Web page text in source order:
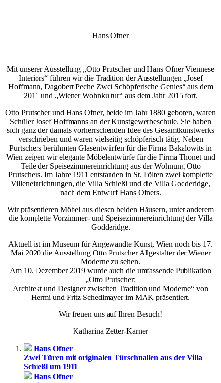
Hans Ofner
Mit unserer Ausstellung „Otto Prutscher und Hans Ofner Viennese
Interiors“ führen wir die Tradition der Ausstellungen „Josef
Hoffmann, Dagobert Peche Zwei Schöpferische Genies“ aus dem
2011 und „Wiener Wohnkultur“ aus dem Jahr 2015 fort.
Otto Prutscher und Hans Ofner, beide im Jahr 1880 geboren, waren
Schüler Josef Hoffmanns an der Kunstgewerbeschule. Sie haben
sich ganz der damals vorherrschenden Idee des Gesamtkunstwerks
verschrieben und waren vielseitig schöpferisch tätig. Neben
Purtschers berühmten Glasentwürfen für die Firma Bakalowits in
Wien zeigen wir elegante Möbelentwürfe für die Firma Thonet und
Teile der Speisezimmereinrichtung aus der Wohnung Otto
Prutschers. Im Jahre 1911 entstanden in St. Pölten zwei komplette
Villeneinrichtungen, die Villa Schießl und die Villa Godderidge,
nach dem Entwurf Hans Ofners.
Wir präsentieren Möbel aus diesen beiden Häusern, unter anderem
die komplette Vorzimmer- und Speisezimmereinrichtung der Villa
Godderidge.
Aktuell ist im Museum für Angewandte Kunst, Wien noch bis 17.
Mai 2020 die Ausstellung Otto Prutscher Allgestalter der Wiener
Moderne zu sehen.
Am 10. Dezember 2019 wurde auch die umfassende Publikation
„Otto Prutscher:
Architekt und Designer zwischen Tradition und Moderne“ von
Hermi und Fritz Schedlmayer im MAK präsentiert.
Wir freuen uns auf Ihren Besuch!
Katharina Zetter-Karner
Hans Ofner
Zwei Türen mit originalen Türschnallen aus der Villa
Schießl um 1911
Hans Ofner